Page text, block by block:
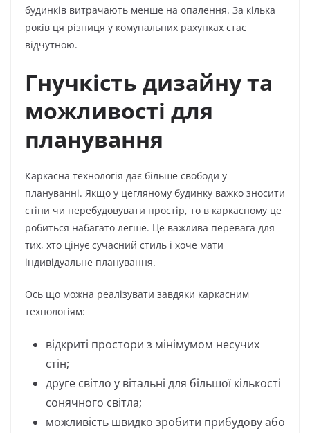
будинків витрачають менше на опалення. За кілька
років ця різниця у комунальних рахунках стає
відчутною.
Гнучкість дизайну та
можливості для
планування
Каркасна технологія дає більше свободи у
плануванні. Якщо у цегляному будинку важко зносити
стіни чи перебудовувати простір, то в каркасному це
робиться набагато легше. Це важлива перевага для
тих, хто цінує сучасний стиль і хоче мати
індивідуальне планування.
Ось що можна реалізувати завдяки каркасним
технологіям:
відкриті простори з мінімумом несучих
стін;
друге світло у вітальні для більшої кількості
сонячного світла;
можливість швидко зробити прибудову або